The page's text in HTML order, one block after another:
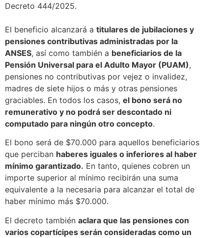
Decreto 444/2025.
El beneficio alcanzará a titulares de jubilaciones y
pensiones contributivas administradas por la
ANSES, así como también a beneficiarios de la
Pensión Universal para el Adulto Mayor (PUAM),
pensiones no contributivas por vejez o invalidez,
madres de siete hijos o más y otras pensiones
graciables. En todos los casos, el bono será no
remunerativo y no podrá ser descontado ni
computado para ningún otro concepto.
El bono será de $70.000 para aquellos beneficiarios
que perciban haberes iguales o inferiores al haber
mínimo garantizado. En tanto, quienes cobren un
importe superior al mínimo recibirán una suma
equivalente a la necesaria para alcanzar el total de
haber mínimo más $70.000.
El decreto también aclara que las pensiones con
varios copartícipes serán consideradas como un